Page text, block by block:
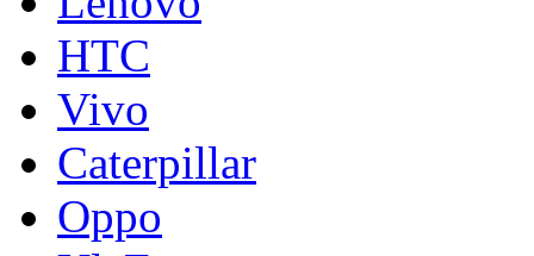
HTC
Vivo
Caterpillar
Oppo